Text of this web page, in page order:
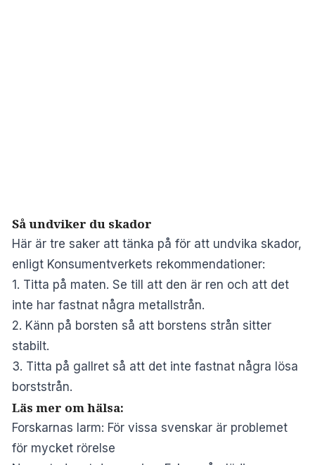
Så undviker du skador
Här är tre saker att tänka på för att undvika skador,
enligt Konsumentverkets rekommendationer:
1. Titta på maten. Se till att den är ren och att det
inte har fastnat några metallstrån.
2. Känn på borsten så att borstens strån sitter
stabilt.
3. Titta på gallret så att det inte fastnat några lösa
borststrån.
Läs mer om hälsa:
Forskarnas larm: För vissa svenskar är problemet
för mycket rörelse